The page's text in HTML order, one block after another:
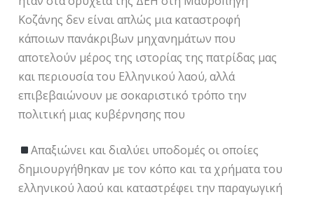
Κοζάνης δεν είναι απλώς μια καταστροφή
κάποιων πανάκριβων μηχανημάτων που
αποτελούν μέρος της ιστορίας της πατρίδας μας
και περιουσία του Ελληνικού λαού, αλλά
επιβεβαιώνουν με σοκαριστικό τρόπο την
πολιτική μιας κυβέρνησης που
Απαξιώνει και διαλύει υποδομές οι οποίες
δημιουργήθηκαν με τον κόπο και τα χρήματα του
ελληνικού λαού και καταστρέφει την παραγωγική